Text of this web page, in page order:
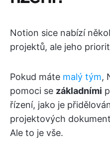
Notion sice nabízí
projektů, ale jeho
Pokud máte malý tým,
pomoci se základními
řízení, jako je
projektových
Ale to je vše.